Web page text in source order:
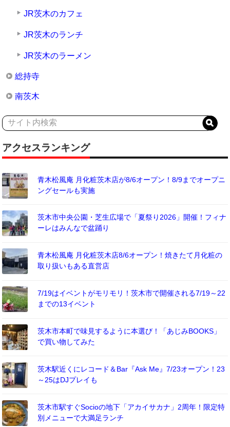
JR茨木のカフェ
JR茨木のランチ
JR茨木のラーメン
総持寺
南茨木
アクセスランキング
青木松風庵 月化粧茨木店が8/6オープン！8/9までオープニ
ングセールも実施
茨木市中央公園・芝生広場で「夏祭り2026」開催！フィナ
ーレはみんなで盆踊り
青木松風庵 月化粧茨木店8/6オープン！焼きたて月化粧の
取り扱いもある直営店
7/19はイベントがモリモリ！茨木市で開催される7/19～22
までの13イベント
茨木市本町で味見するように本選び！「あじみBOOKS」
で買い物してみた
茨木駅近くにレコード＆Bar『Ask Me』7/23オープン！23
～25はDJプレイも
茨木市駅すぐSocioの地下「アカイサカナ」2周年！限定特
別メニューで大満足ランチ